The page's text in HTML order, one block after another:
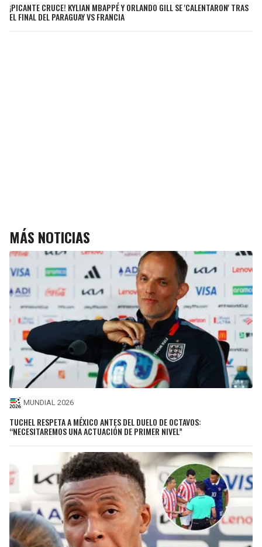
¡PICANTE CRUCE! KYLIAN MBAPPÉ Y ORLANDO GILL SE 'CALENTARON' TRAS
EL FINAL DEL PARAGUAY VS FRANCIA
MÁS NOTICIAS
MUNDIAL 2026
TUCHEL RESPETA A MÉXICO ANTES DEL DUELO DE OCTAVOS:
“NECESITAREMOS UNA ACTUACIÓN DE PRIMER NIVEL”